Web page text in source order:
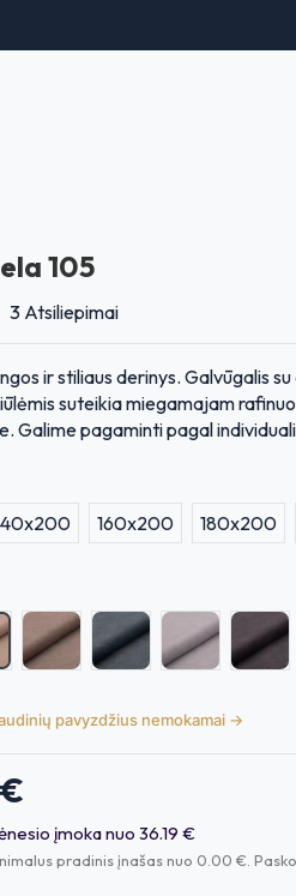
105
3 Atsiliepimai
ir stiliaus derinys. Galvūgalis
suteikia miegamajam
Galime pagaminti pagal
160x200 180x200
04
Levante 07Levante 09Levante 17
pavyzdžius nemokamai →
įmoka nuo 36.19 €
pradinis įnašas nuo 0.00 €.